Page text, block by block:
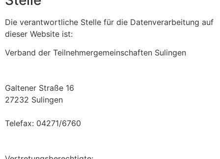
Die verantwortliche Stelle für die Datenverarbeitung auf
dieser Website ist:
Verband der Teilnehmergemeinschaften Sulingen
Galtener Straße 16
27232 Sulingen
Telefax: 04271/6760